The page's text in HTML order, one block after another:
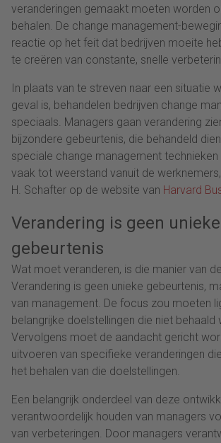
veranderingen gemaakt moeten worden
behalen. De change management-
reactie op het feit dat bedrijven moeite
te creëren van constante, snelle
In plaats van te streven naar een situatie
geval is, behandelen bedrijven change
speciaals. Managers gaan verandering
bijzondere gebeurtenis, die behandeld
speciale change management technieken
vaak tot weerstand vanuit de
H. Schafter op de website van Harvard
Verandering is geen unieke
gebeurtenis
Wat moet veranderen, is die manier van
Verandering is geen unieke gebeurtenis,
van management. De focus zou moeten
belangrijke doelstellingen die niet behaald
Vervolgens moet de aandacht gericht
uitvoeren van specifieke veranderingen
het behalen van die doelstellingen.
Een belangrijk onderdeel van deze
verantwoordelijk houden van managers
van verbeteringen. Door managers